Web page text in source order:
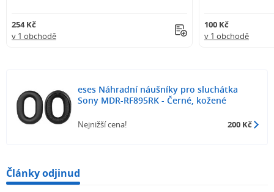
254 Kč
v 1 obchodě
100 Kč
v 1 obchodě
eses Náhradní náušníky pro sluchátka
Sony MDR-RF895RK - Černé, kožené
Nejnižší cena! 200 Kč
Články odjinud